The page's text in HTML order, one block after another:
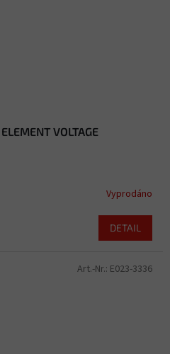
VOLTAGE
Vyprodáno
DETAIL
Art.-Nr.: E023-3336